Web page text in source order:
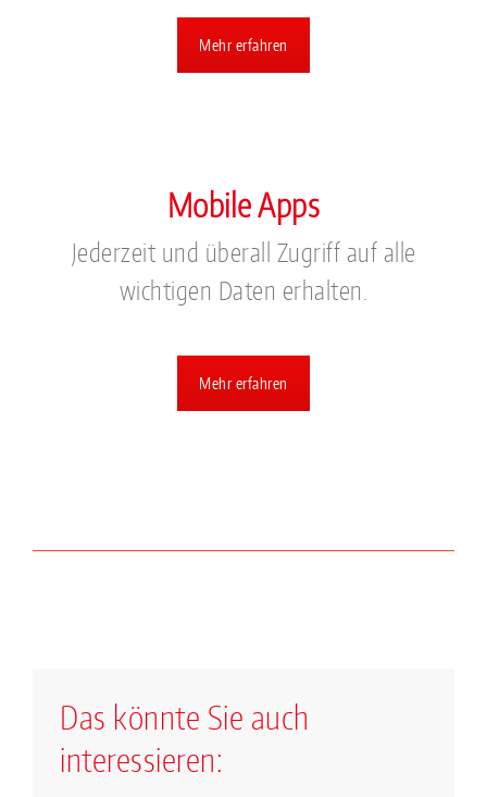
Mehr erfahren
Mobile Apps
Jederzeit und überall Zugriff auf alle
wichtigen Daten erhalten.
Mehr erfahren
Das könnte Sie auch
interessieren: